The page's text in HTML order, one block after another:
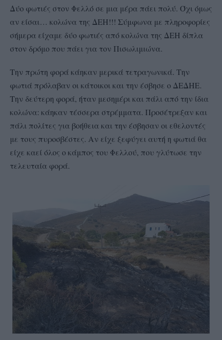
Δύο φωτιές στον Φελλό σε μια μέρα πάει πολύ. Όχι όμως
αν είσαι… κολώνα της ΔΕΗ!!! Σύμφωνα με πληροφορίες
σήμερα είχαμε δύο φωτιές από κολώνα της ΔΕΗ δίπλα
στον δρόμο που πάει για τον Πισωλιμιώνα.
Την πρώτη φορά κάηκαν μερικά τετραγωνικά. Την
φωτιά πρόλαβαν οι κάτοικοι και την έσβησε ο ΔΕΔΗΕ.
Την δεύτερη φορά, ήταν μεσημέρι και πάλι από την ίδια
κολώνα: κάηκαν τέσσερα στρέμματα. Προσέτρεξαν και
πάλι πολίτες για βοήθεια και την έσβησαν οι εθελοντές
με τους πυροσβέστες. Αν είχε ξεφύγει αυτή η φωτιά θα
είχε καεί όλος ο κάμπος του Φελλού, που γλύτωσε την
τελευταία φορά.